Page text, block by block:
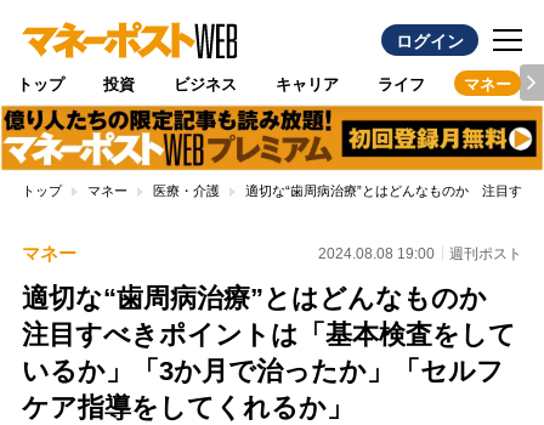
ログイン
トップ 投資 ビジネス キャリア ライフ マネー
トップ マネー 医療・介護 適切な“歯周病治療”とはどんなものか 注目すべ
マネー 2024.08.08 19:00 週刊ポスト
適切な“歯周病治療”とはどんなものか
注目すべきポイントは「基本検査をして
いるか」「3か月で治ったか」「セルフ
ケア指導をしてくれるか」